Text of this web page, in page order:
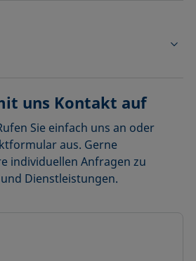
uns Kontakt auf
Sie einfach uns an oder
aus. Gerne
individuellen Anfragen zu
Dienstleistungen.